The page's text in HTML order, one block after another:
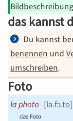
Bildbeschreibung
das kannst
Du kannst
benennen und
umschreiben.
Foto
laphoto [la.fɔ.to]
das Foto